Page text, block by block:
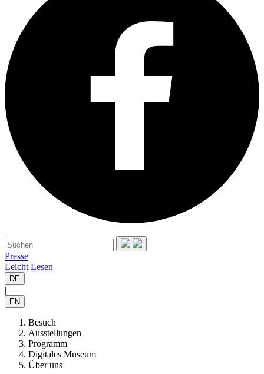
Presse
Leicht Lesen
DE
|
EN
Besuch
Ausstellungen
Programm
Digitales Museum
Über uns